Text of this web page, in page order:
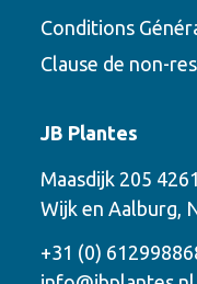
options
Conditions
Clause de non-
JB Plantes
Maasdijk 205
Wijk en Aalburg,
+31 (0)